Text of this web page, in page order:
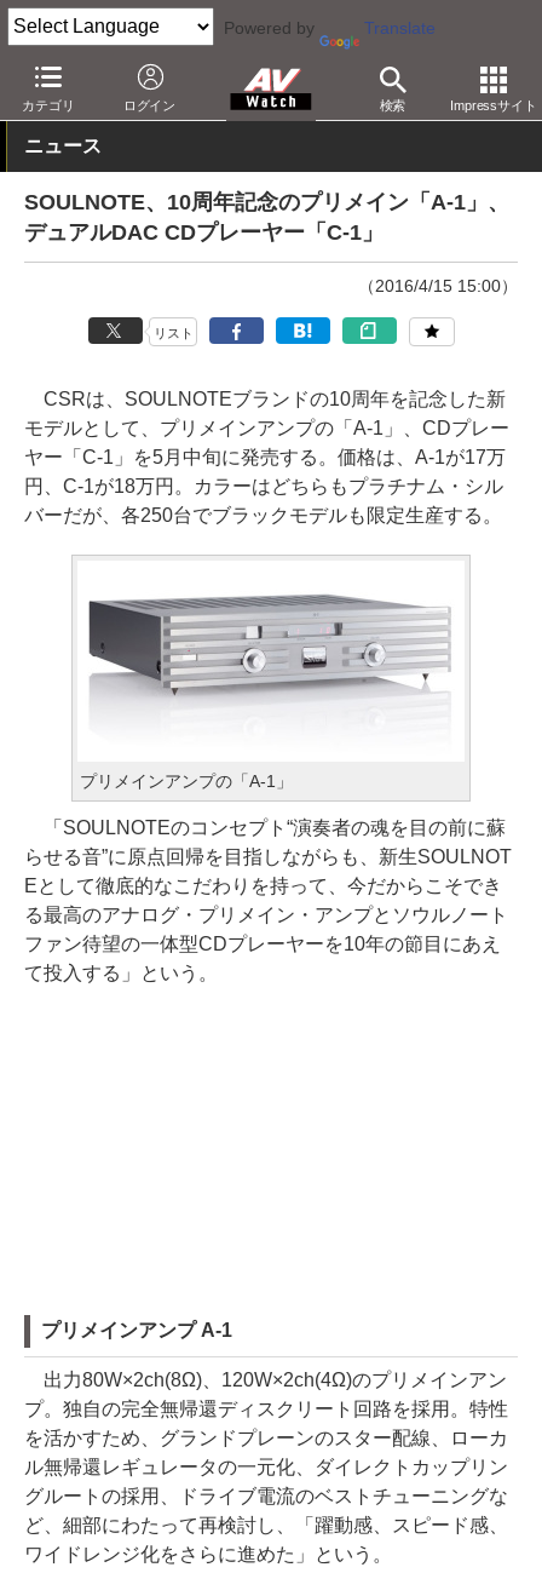
Powered by Translate
カテゴリ ログイン 検索 Impressサイト
AV Watch 製品 オーディオアンプ
ニュース
SOULNOTE、10周年記念のプリメイン「A-1」、
デュアルDAC CDプレーヤー「C-1」
（2016/4/15 15:00）
リスト
CSRは、SOULNOTEブランドの10周年を記念した新
モデルとして、プリメインアンプの「A-1」、CDプレー
ヤー「C-1」を5月中旬に発売する。価格は、A-1が17万
円、C-1が18万円。カラーはどちらもプラチナム・シル
バーだが、各250台でブラックモデルも限定生産する。
プリメインアンプの「A-1」
「SOULNOTEのコンセプト“演奏者の魂を目の前に蘇
らせる音”に原点回帰を目指しながらも、新生SOULNOT
Eとして徹底的なこだわりを持って、今だからこそでき
る最高のアナログ・プリメイン・アンプとソウルノート
ファン待望の一体型CDプレーヤーを10年の節目にあえ
て投入する」という。
プリメインアンプ A-1
出力80W×2ch(8Ω)、120W×2ch(4Ω)のプリメインアン
プ。独自の完全無帰還ディスクリート回路を採用。特性
を活かすため、グランドプレーンのスター配線、ローカ
ル無帰還レギュレータの一元化、ダイレクトカップリン
グルートの採用、ドライブ電流のベストチューニングな
ど、細部にわたって再検討し、「躍動感、スピード感、
ワイドレンジ化をさらに進めた」という。